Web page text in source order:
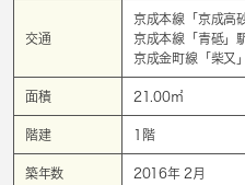
交通
京成本線「 京成高
京成本線「 青砥」
京成金町線「 柴又
面積 21.00㎡
階建 1階
築年数 2016年 2月